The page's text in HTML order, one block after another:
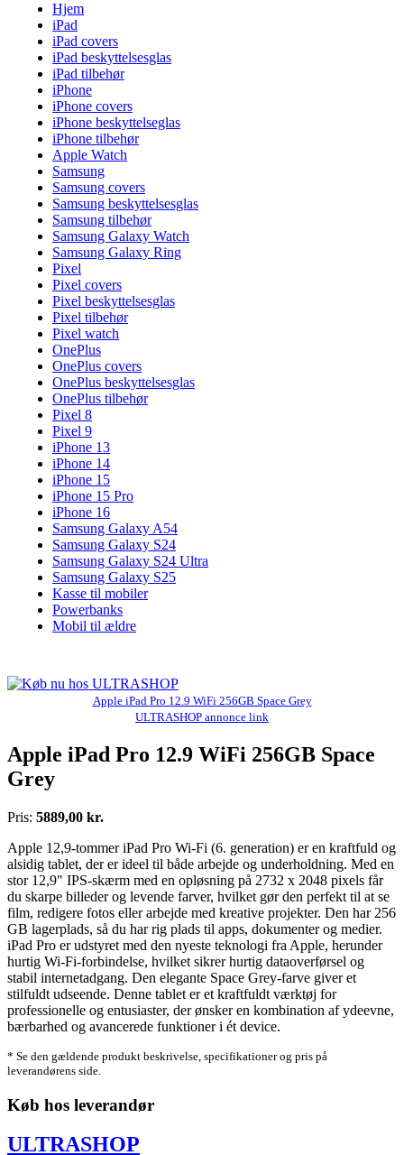
Hjem
iPad
iPad covers
iPad beskyttelsesglas
iPad tilbehør
iPhone
iPhone covers
iPhone beskyttelseglas
iPhone tilbehør
Apple Watch
Samsung
Samsung covers
Samsung beskyttelsesglas
Samsung tilbehør
Samsung Galaxy Watch
Samsung Galaxy Ring
Pixel
Pixel covers
Pixel beskyttelsesglas
Pixel tilbehør
Pixel watch
OnePlus
OnePlus covers
OnePlus beskyttelsesglas
OnePlus tilbehør
Pixel 8
Pixel 9
iPhone 13
iPhone 14
iPhone 15
iPhone 15 Pro
iPhone 16
Samsung Galaxy A54
Samsung Galaxy S24
Samsung Galaxy S24 Ultra
Samsung Galaxy S25
Kasse til mobiler
Powerbanks
Mobil til ældre
Apple iPad Pro 12.9 WiFi 256GB Space Grey
ULTRASHOP annonce link
Apple iPad Pro 12.9 WiFi 256GB Space
Grey
Pris: 5889,00 kr.
Apple 12,9-tommer iPad Pro Wi-Fi (6. generation) er en kraftfuld og
alsidig tablet, der er ideel til både arbejde og underholdning. Med en
stor 12,9" IPS-skærm med en opløsning på 2732 x 2048 pixels får
du skarpe billeder og levende farver, hvilket gør den perfekt til at se
film, redigere fotos eller arbejde med kreative projekter. Den har 256
GB lagerplads, så du har rig plads til apps, dokumenter og medier.
iPad Pro er udstyret med den nyeste teknologi fra Apple, herunder
hurtig Wi-Fi-forbindelse, hvilket sikrer hurtig dataoverførsel og
stabil internetadgang. Den elegante Space Grey-farve giver et
stilfuldt udseende. Denne tablet er et kraftfuldt værktøj for
professionelle og entusiaster, der ønsker en kombination af ydeevne,
bærbarhed og avancerede funktioner i ét device.
* Se den gældende produkt beskrivelse, specifikationer og pris på
leverandørens side.
Køb hos leverandør
ULTRASHOP